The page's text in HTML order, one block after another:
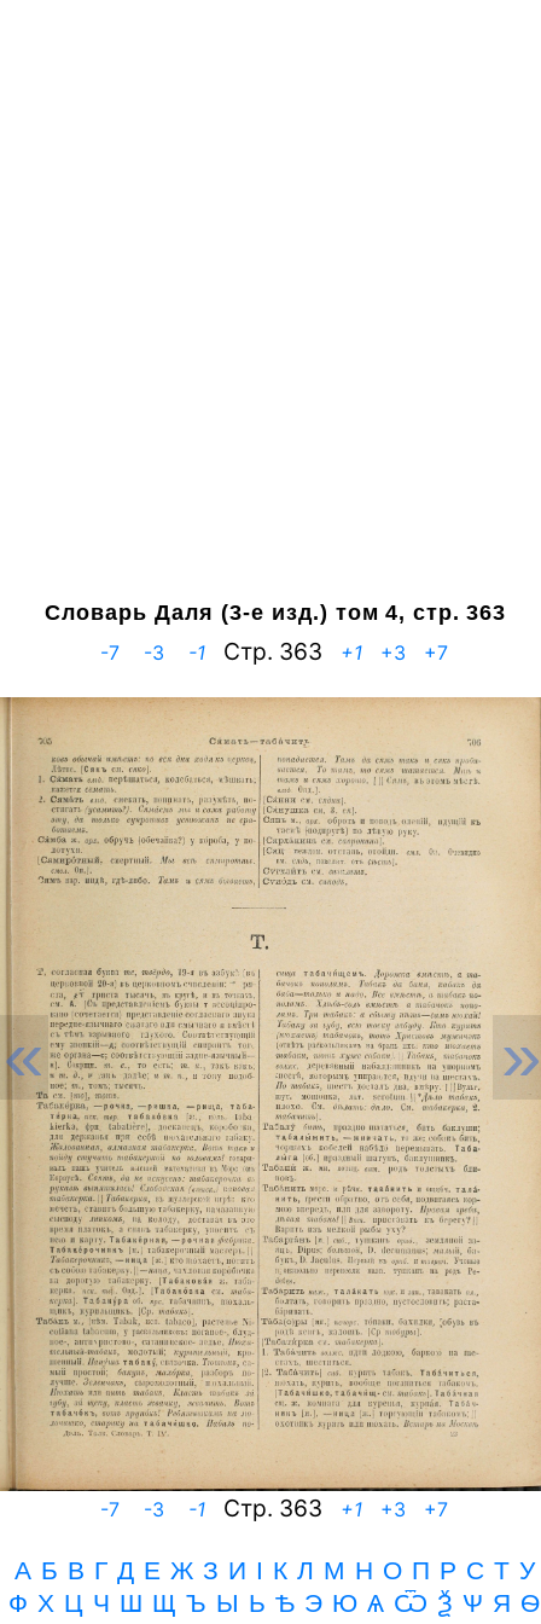
Словарь Даля (3-е изд.) том 4, стр. 363
-7
-3 -1 Cтр. 363 +1 +3 +7
« »
-7 -3 -1 Cтр. 363 +1 +3 +7
А Б В Г Д Е Ж З И I К Л М Н О П Р С Т У
Ф Х Ц Ч Ш Щ Ъ Ы Ь Ѣ Э Ю Ѧ Ѿ Ѯ Ѱ Я Ѳ